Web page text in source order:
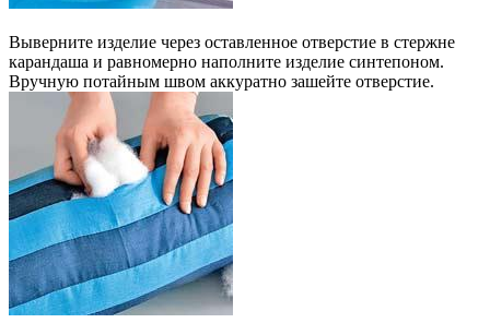
Выверните изделие через оставленное отверстие в стержне
карандаша и равномерно наполните изделие синтепоном.
Вручную потайным швом аккуратно зашейте отверстие.